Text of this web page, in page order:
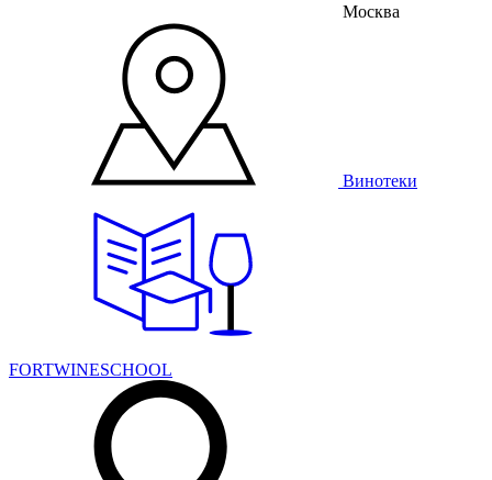
Москва
Винотеки
FORTWINESCHOOL